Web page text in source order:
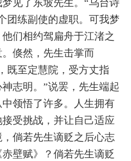
见了东坡先生。“乌台诗
团练副使的虚职。可我梦
们相约驾扁舟于江渚之
。倏然，先生击掌而
既至定慧院，受方丈指
志明。”说罢，先生端起
领悟了许多。人生拥有
受挑战，并让自己适应
倘若先生谪贬之后心志
壁赋》？倘若先生谪贬